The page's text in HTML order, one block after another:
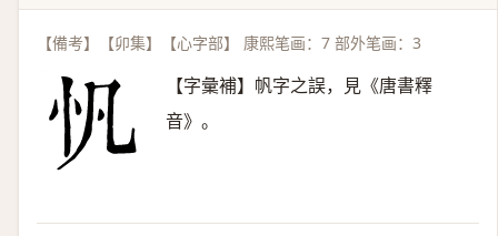
【備考】【卯集】【心字部】 康熙笔画：7 部外笔画：3
【字彙補】帆字之誤，見《唐書釋
音》。